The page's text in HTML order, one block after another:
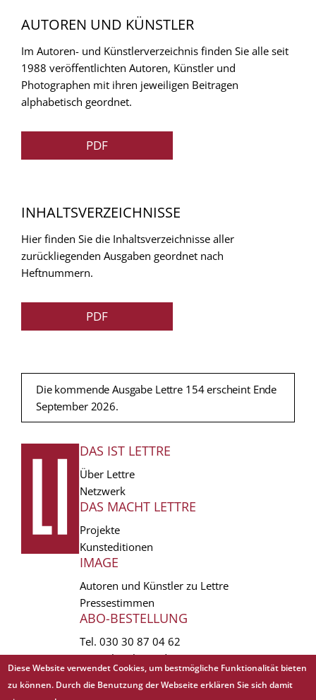
AUTOREN UND KÜNSTLER
Im Autoren- und Künstlerverzeichnis finden Sie alle seit
1988 veröffentlichten Autoren, Künstler und
Photographen mit ihren jeweiligen Beitragen
alphabetisch geordnet.
PDF
INHALTSVERZEICHNISSE
Hier finden Sie die Inhaltsverzeichnisse aller
zurückliegenden Ausgaben geordnet nach
Heftnummern.
PDF
Die kommende Ausgabe Lettre 154 erscheint Ende
September 2026.
FUSSZEILE
DAS IST LETTRE
Über Lettre
Netzwerk
DAS MACHT LETTRE
Projekte
Kunsteditionen
IMAGE
Autoren und Künstler zu Lettre
Pressestimmen
ABO-BESTELLUNG
Tel. 030 30 87 04 62
vertrieb(at)lettre.de
Diese Website verwendet Cookies, um bestmögliche Funktionalität bieten
zu können. Durch die Benutzung der Webseite erklären Sie sich damit